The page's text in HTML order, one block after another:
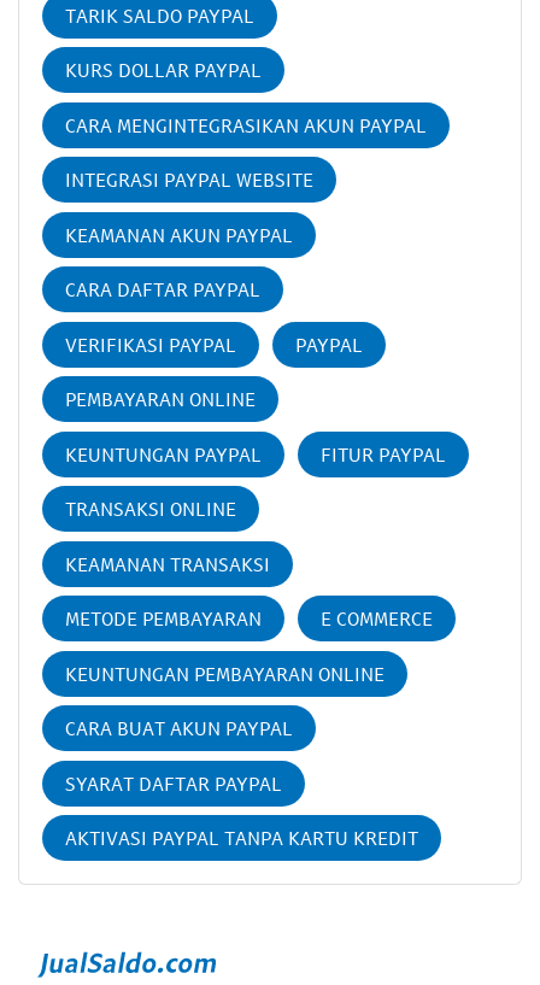
TARIK SALDO PAYPAL
KURS DOLLAR PAYPAL
CARA MENGINTEGRASIKAN AKUN PAYPAL
INTEGRASI PAYPAL WEBSITE
KEAMANAN AKUN PAYPAL
CARA DAFTAR PAYPAL
VERIFIKASI PAYPAL PAYPAL
PEMBAYARAN ONLINE
KEUNTUNGAN PAYPAL FITUR PAYPAL
TRANSAKSI ONLINE
KEAMANAN TRANSAKSI
METODE PEMBAYARAN E COMMERCE
KEUNTUNGAN PEMBAYARAN ONLINE
CARA BUAT AKUN PAYPAL
SYARAT DAFTAR PAYPAL
AKTIVASI PAYPAL TANPA KARTU KREDIT